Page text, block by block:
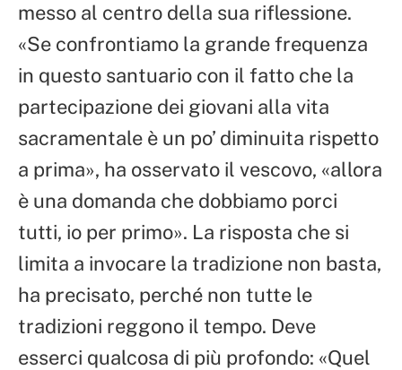
messo al centro della sua riflessione.
«Se confrontiamo la grande frequenza
in questo santuario con il fatto che la
partecipazione dei giovani alla vita
sacramentale è un po’ diminuita rispetto
a prima», ha osservato il vescovo, «allora
è una domanda che dobbiamo porci
tutti, io per primo». La risposta che si
limita a invocare la tradizione non basta,
ha precisato, perché non tutte le
tradizioni reggono il tempo. Deve
esserci qualcosa di più profondo: «Quel